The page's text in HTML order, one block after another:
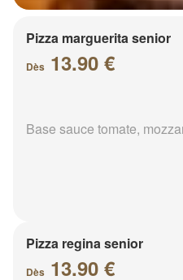
Pizza marguerita senior
Dès 13.90 €
Base sauce tomate,
Pizza regina senior
Dès 13.90 €